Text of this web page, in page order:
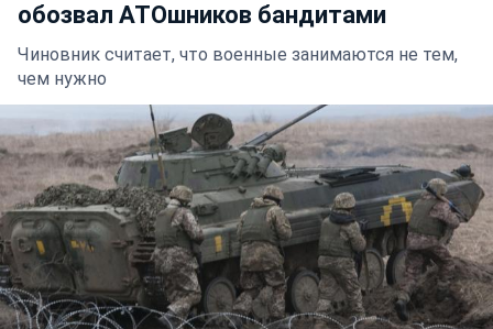
обозвал АТОшников бандитами
Чиновник считает, что военные занимаются не тем,
чем нужно